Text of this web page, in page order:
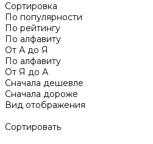
Сортировка
По популярности
По рейтингу
По алфавиту
От А до Я
По алфавиту
От Я до А
Сначала дешевле
Сначала дороже
Вид отображения
Сортировать